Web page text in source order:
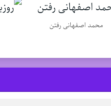
محمد اصفهانی رفتن